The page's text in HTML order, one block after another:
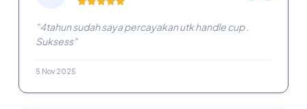
"4tahun sudah saya percayakan utk handle cup .
Suksess"
5 Nov 2025